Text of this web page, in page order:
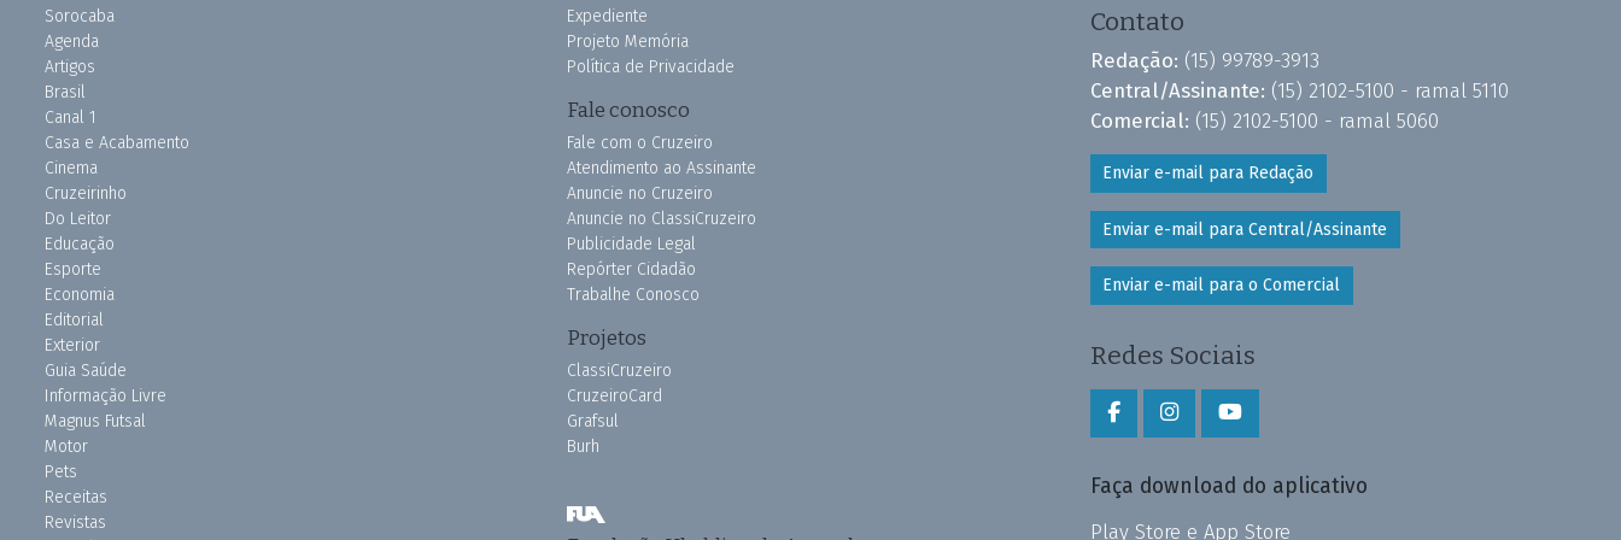
Sorocaba
Agenda
Artigos
Brasil
Canal 1
Casa e Acabamento
Cinema
Cruzeirinho
Do Leitor
Educação
Esporte
Economia
Editorial
Exterior
Guia Saúde
Informação Livre
Magnus Futsal
Motor
Pets
Receitas
Revistas
Expediente
Projeto Memória
Política de Privacidade
Fale conosco
Fale com o Cruzeiro
Atendimento ao Assinante
Anuncie no Cruzeiro
Anuncie no ClassiCruzeiro
Publicidade Legal
Repórter Cidadão
Trabalhe Conosco
Projetos
ClassiCruzeiro
CruzeiroCard
Grafsul
Burh
Contato
Redação: (15) 99789-3913
Central/Assinante: (15) 2102-5100 - ramal 5110
Comercial: (15) 2102-5100 - ramal 5060
Enviar e-mail para Redação
Enviar e-mail para Central/Assinante
Enviar e-mail para o Comercial
Redes Sociais
Faça download do aplicativo
Play Store e App Store